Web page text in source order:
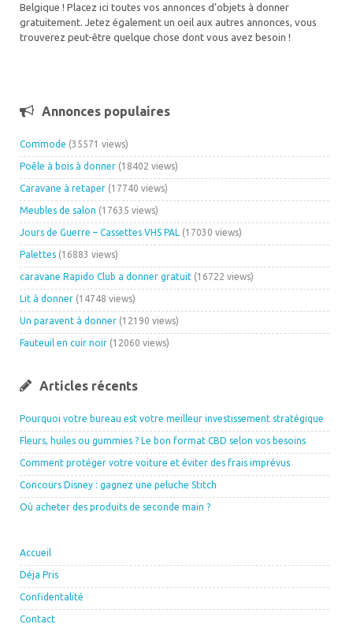
Belgique ! Placez ici toutes vos annonces d’objets à donner
gratuitement. Jetez également un oeil aux autres annonces, vous
trouverez peut-être quelque chose dont vous avez besoin !
Annonces populaires
Commode (35571 views)
Poêle à bois à donner (18402 views)
Caravane à retaper (17740 views)
Meubles de salon (17635 views)
Jours de Guerre – Cassettes VHS PAL (17030 views)
Palettes (16883 views)
caravane Rapido Club a donner gratuit (16722 views)
Lit à donner (14748 views)
Un paravent à donner (12190 views)
Fauteuil en cuir noir (12060 views)
Articles récents
Pourquoi votre bureau est votre meilleur investissement stratégique
Fleurs, huiles ou gummies ? Le bon format CBD selon vos besoins
Comment protéger votre voiture et éviter des frais imprévus
Concours Disney : gagnez une peluche Stitch
Où acheter des produits de seconde main ?
Accueil
Déja Pris
Confidentalité
Contact